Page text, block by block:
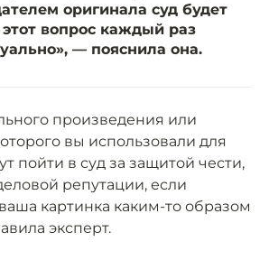
оригинала суд будет
вопрос каждый раз
— пояснила она.
произведения или
вы использовали для
пойти в суд за защитой чести,
репутации, если
картинка каким-то образом
эксперт.